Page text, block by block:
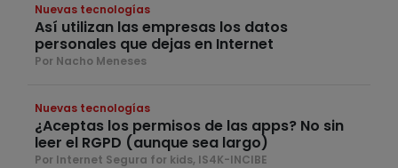
Nuevas tecnologías
Así utilizan las empresas los datos
personales que dejas en Internet
Por Nacho Meneses
Nuevas tecnologías
¿Aceptas los permisos de las apps? No sin
leer el RGPD (aunque sea largo)
Por Internet Segura for kids, IS4K-INCIBE